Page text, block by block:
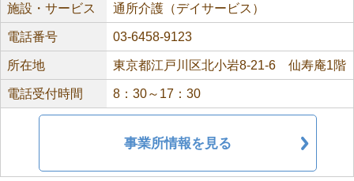
施設・サービス 通所介護（デイサービス）
電話番号 03-6458-9123
所在地 東京都江戸川区北小岩8-21-6 仙寿庵1階
電話受付時間 8：30～17：30
事業所情報を見る